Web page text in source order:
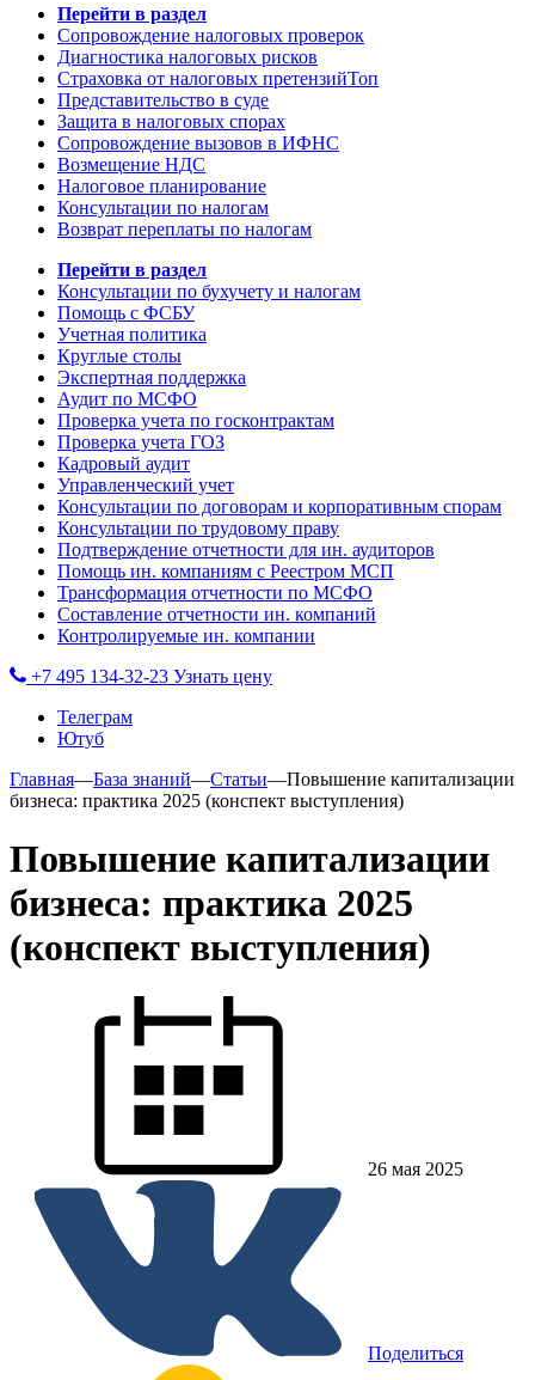
Перейти в раздел
Сопровождение налоговых проверок
Диагностика налоговых рисков
Страховка от налоговых претензийТоп
Представительство в суде
Защита в налоговых спорах
Сопровождение вызовов в ИФНС
Возмещение НДС
Налоговое планирование
Консультации по налогам
Возврат переплаты по налогам
Перейти в раздел
Консультации по бухучету и налогам
Помощь с ФСБУ
Учетная политика
Круглые столы
Экспертная поддержка
Аудит по МСФО
Проверка учета по госконтрактам
Проверка учета ГОЗ
Кадровый аудит
Управленческий учет
Консультации по договорам и корпоративным спорам
Консультации по трудовому праву
Подтверждение отчетности для ин. аудиторов
Помощь ин. компаниям с Реестром МСП
Трансформация отчетности по МСФО
Составление отчетности ин. компаний
Контролируемые ин. компании
+7 495 134-32-23 Узнать цену
Телеграм
Ютуб
Главная—База знаний—Статьи—Повышение капитализации
бизнеса: практика 2025 (конспект выступления)
Повышение капитализации
бизнеса: практика 2025
(конспект выступления)
26 мая 2025
Поделиться